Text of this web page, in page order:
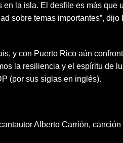
la isla. El desfile es más que
sobre temas importantes”,
y con Puerto Rico aún
la resiliencia y el espíritu de
(por sus siglas en inglés).
Alberto Carrión,